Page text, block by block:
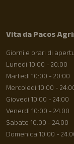
Vita da Pacos
Giorni e orari di
Lunedì 10:00 - 20:00
Martedì 10:00 - 20:00
Mercoledì 10:00 -
Giovedì 10:00 - 24:00
Venerdì 10:00 - 24.00
Sabato 10.00 - 24.00
Domenica 10.00 -